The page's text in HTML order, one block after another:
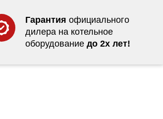
Гарантия официального
дилера на котельное
оборудованиедо 2х лет!